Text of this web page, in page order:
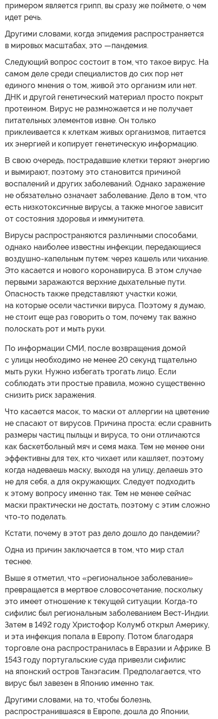
примером является грипп, вы сразу же поймете, о чем
идет речь.
Другими словами, когда эпидемия распространяется
в мировых масштабах, это —пандемия.
Следующий вопрос состоит в том, что такое вирус. На
самом деле среди специалистов до сих пор нет
единого мнения о том, живой это организм или нет.
ДНК и другой генетический материал просто покрыт
протеином. Вирус не размножается и не получает
питательных элементов извне. Он только
приклеивается к клеткам живых организмов, питается
их энергией и копирует генетическую информацию.
В свою очередь, пострадавшие клетки теряют энергию
и вымирают, поэтому это становится причиной
воспалений и других заболеваний. Однако заражение
не обязательно означает заболевание. Дело в том, что
есть низкотоксичные вирусы, а также многое зависит
от состояния здоровья и иммунитета.
Вирусы распространяются различными способами,
однако наиболее известны инфекции, передающиеся
воздушно-капельным путем: через кашель или чихание.
Это касается и нового коронавируса. В этом случае
первыми заражаются верхние дыхательные пути.
Опасность также представляют участки кожи,
на которые осели частички вируса. Поэтому я думаю,
не стоит еще раз говорить о том, почему так важно
полоскать рот и мыть руки.
По информации СМИ, после возвращения домой
с улицы необходимо не менее 20 секунд тщательно
мыть руки. Нужно избегать трогать лицо. Если
соблюдать эти простые правила, можно существенно
снизить риск заражения.
Что касается масок, то маски от аллергии на цветение
не спасают от вирусов. Причина проста: если сравнить
размеры частиц пыльцы и вируса, то они отличаются
как баскетбольный мяч и семя мака. Тем не менее они
эффективны для тех, кто чихает или кашляет, поэтому
когда надеваешь маску, выходя на улицу, делаешь это
не для себя, а для окружающих. Следует подходить
к этому вопросу именно так. Тем не менее сейчас
маски практически не достать, поэтому с этим сложно
что-то поделать.
Кстати, почему в этот раз дело дошло до пандемии?
Одна из причин заключается в том, что мир стал
теснее.
Выше я отметил, что «региональное заболевание»
превращается в мертвое словосочетание, поскольку
это имеет отношение к текущей ситуации. Когда-то
сифилис был региональным заболеванием Вест-Индии.
Затем в 1492 году Христофор Колумб открыл Америку,
и эта инфекция попала в Европу. Потом благодаря
торговле она распространилась в Евразии и Африке. В
1543 году португальские суда привезли сифилис
на японский остров Танэгасим. Предполагается, что
вирус был завезен в Японию именно так.
Другими словами, на то, чтобы болезнь,
распространившаяся в Европе, дошла до Японии,